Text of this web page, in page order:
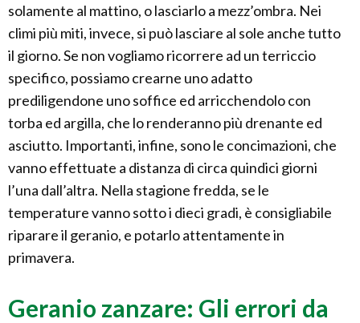
solamente al mattino, o lasciarlo a mezz’ombra. Nei
climi più miti, invece, si può lasciare al sole anche tutto
il giorno. Se non vogliamo ricorrere ad un terriccio
specifico, possiamo crearne uno adatto
prediligendone uno soffice ed arricchendolo con
torba ed argilla, che lo renderanno più drenante ed
asciutto. Importanti, infine, sono le concimazioni, che
vanno effettuate a distanza di circa quindici giorni
l’una dall’altra. Nella stagione fredda, se le
temperature vanno sotto i dieci gradi, è consigliabile
riparare il geranio, e potarlo attentamente in
primavera.
Geranio zanzare: Gli errori da